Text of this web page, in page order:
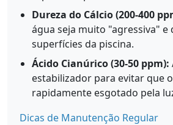
Dureza do Cálcio (200-400
água seja muito "agressiva" e
superfícies da piscina.
Ácido Cianúrico (30-50 ppm):
estabilizador para evitar que
rapidamente esgotado pela
Dicas de Manutenção Regular